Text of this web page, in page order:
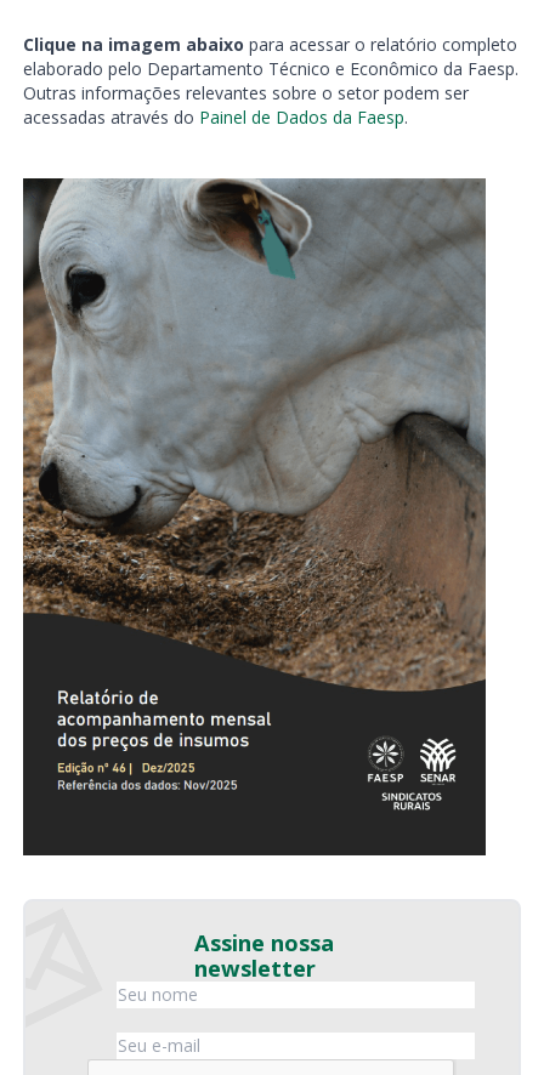
Clique na imagem abaixo para acessar o relatório completo
elaborado pelo Departamento Técnico e Econômico da Faesp.
Outras informações relevantes sobre o setor podem ser
acessadas através do Painel de Dados da Faesp.
Assine nossa
newsletter